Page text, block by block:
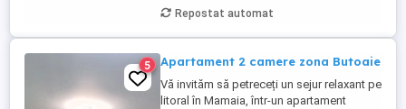
pe strada Dobrogei la numarul 23 A, zonă
de unde aveti ...
Repostat automat
5 Apartament 2 camere zona Butoaie
Vă invităm să petreceți un sejur relaxant pe
litoral în Mamaia, într-un apartament